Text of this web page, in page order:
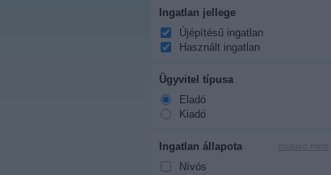
Ingatlan jellege
Újépítésű ingatlan
Használt ingatlan
Ügyvitel típusa
Eladó
Kiadó
Ingatlan állapota
Nívós